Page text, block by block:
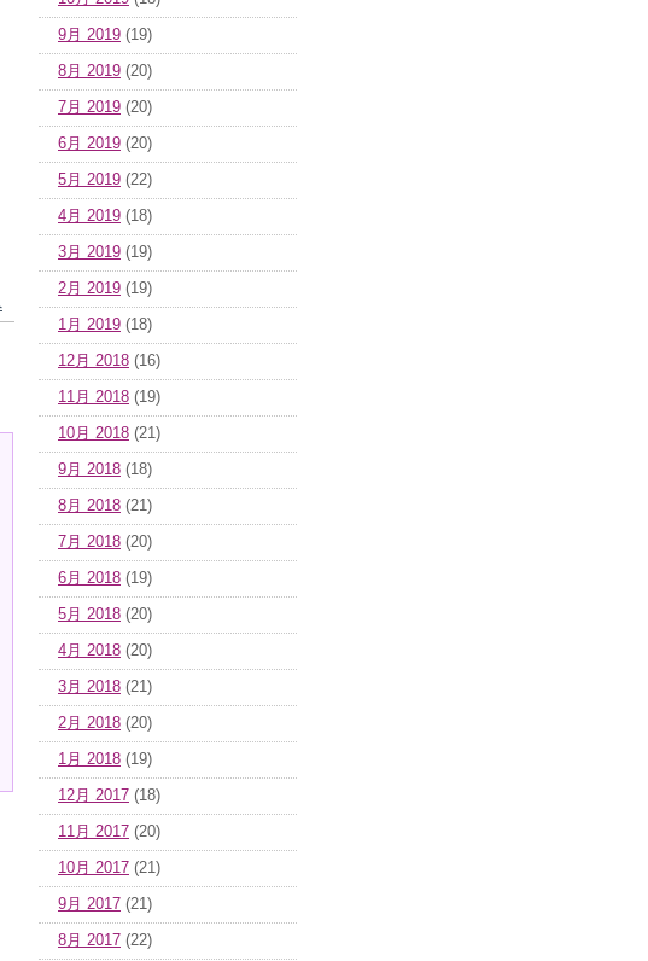
9月 2019 (19)
8月 2019 (20)
7月 2019 (20)
6月 2019 (20)
5月 2019 (22)
4月 2019 (18)
3月 2019 (19)
2月 2019 (19)
1月 2019 (18)
12月 2018 (16)
11月 2018 (19)
10月 2018 (21)
9月 2018 (18)
8月 2018 (21)
7月 2018 (20)
6月 2018 (19)
5月 2018 (20)
4月 2018 (20)
3月 2018 (21)
2月 2018 (20)
1月 2018 (19)
12月 2017 (18)
11月 2017 (20)
10月 2017 (21)
9月 2017 (21)
8月 2017 (22)